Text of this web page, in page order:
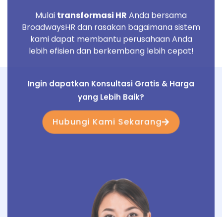
yang Lebih Baik?
Hubungi Kami Sekarang